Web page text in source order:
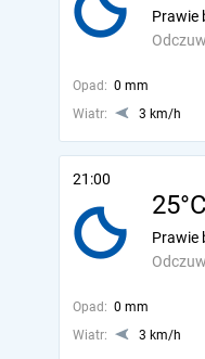
Prawie
Opad: 0 mm
Wiatr:
3 km/h
21:00
25°C
Prawie
Opad: 0 mm
Wiatr:
3 km/h